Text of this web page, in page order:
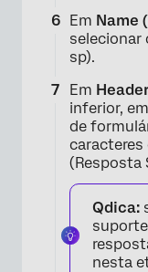
Em Name
selecionar
sp).
Em
inferior,
de
caracteres
(Resposta
Qdica:
nesta